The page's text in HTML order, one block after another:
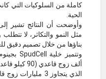
كاملة من السلوكيات التي
الحية.
وأوضحت أن النتائج تشير
مثل النمو والتكاثر، لا
بناؤها من خلال تصميم دقيق
ألف زوج
الذي يتجاوز 3